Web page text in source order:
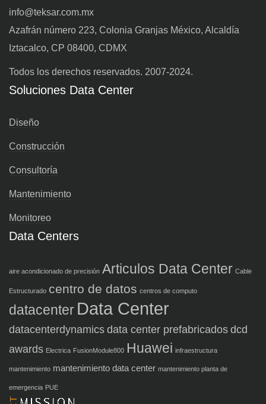
info@teksar.com.mx
Azafrán número 223, Colonia Granjas México, Alcaldía
Iztacalco, CP 08400, CDMX
Todos los derechos reservados. 2007-2024.
Soluciones Data Center
Diseño
Construcción
Consultoría
Mantenimiento
Monitoreo
Data Centers
aire acondicionado de precisión Articulos Data Center Cable
Estructurado centro de datos centros de computo
datacenter Data Center
datacenterdynamicsdata center prefabricadosdcd
awards Electrica FusionModule800 Huawei infraestructura
mantenimiento mantenimiento data center mantenimiento planta de
emergencia PUE